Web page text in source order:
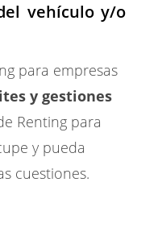
vehículo y/o
para empresas
y gestiones
Renting para
y pueda
cuestiones.